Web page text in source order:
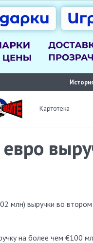
Картотека
на более чем €100